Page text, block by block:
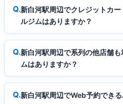
新白河駅周辺でクレジットカ
ルジムはありますか？
新白河駅周辺で系列の他店舗
ムはありますか？
新白河駅周辺でWeb予約でき